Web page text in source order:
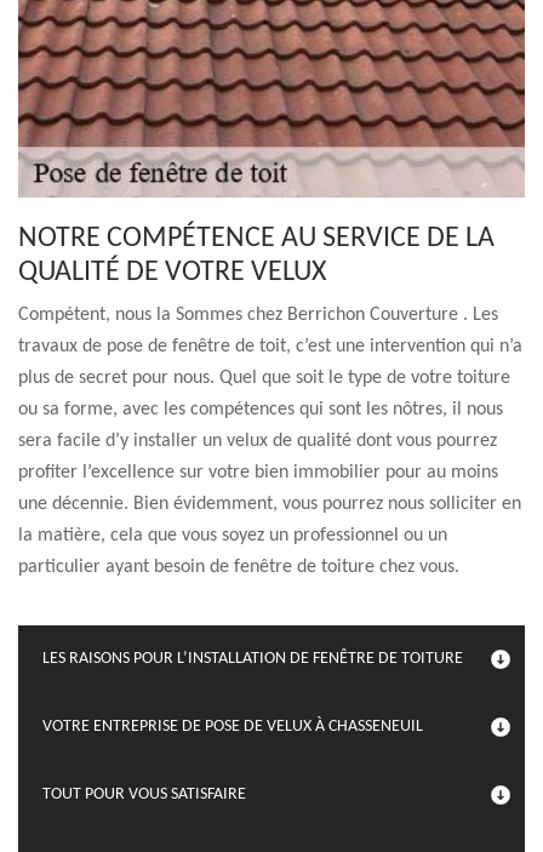
NOTRE COMPÉTENCE AU SERVICE DE LA
QUALITÉ DE VOTRE VELUX
Compétent, nous la Sommes chez Berrichon Couverture . Les
travaux de pose de fenêtre de toit, c’est une intervention qui n’a
plus de secret pour nous. Quel que soit le type de votre toiture
ou sa forme, avec les compétences qui sont les nôtres, il nous
sera facile d’y installer un velux de qualité dont vous pourrez
profiter l’excellence sur votre bien immobilier pour au moins
une décennie. Bien évidemment, vous pourrez nous solliciter en
la matière, cela que vous soyez un professionnel ou un
particulier ayant besoin de fenêtre de toiture chez vous.
LES RAISONS POUR L’INSTALLATION DE FENÊTRE DE TOITURE
VOTRE ENTREPRISE DE POSE DE VELUX À CHASSENEUIL
TOUT POUR VOUS SATISFAIRE